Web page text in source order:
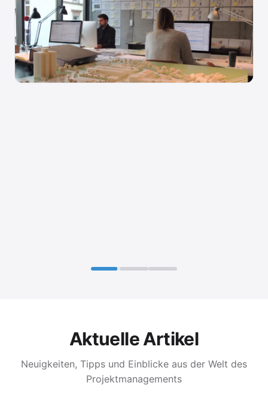
Aktuelle Artikel
Neuigkeiten, Tipps und Einblicke aus der Welt des
Projektmanagements